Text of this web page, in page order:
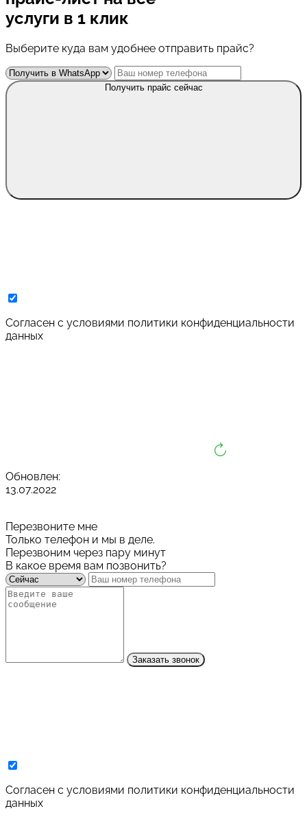
услуги в 1 клик
Выберите куда вам удобнее отправить прайс?
Получить прайс сейчас
Cогласен с условиями политики конфиденциальности
данных
Обновлен:
13.07.2022
Перезвоните мне
Только телефон и мы в деле.
Перезвоним через пару минут
В какое время вам позвонить?
Заказать звонок
Cогласен с условиями политики конфиденциальности
данных